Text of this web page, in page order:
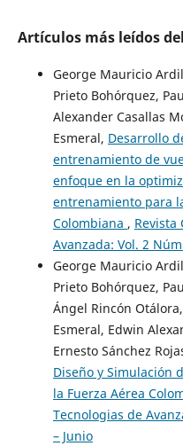
Artículos más leídos
George Mauricio
Prieto Bohórquez,
Alexander Casallas
Esmeral, Desarrollo
entrenamiento de
enfoque en la
entrenamiento para
Colombiana , Revista
Avanzada: Vol. 2
George Mauricio
Prieto Bohórquez,
Ángel Rincón
Esmeral, Edwin
Ernesto Sánchez
Diseño y Simulación
la Fuerza Aérea
Tecnologias de
– Junio